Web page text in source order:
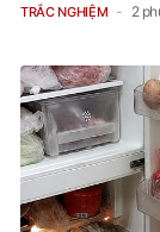
TRẮC NGHIỆM 2